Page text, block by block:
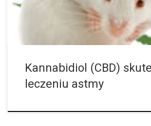
Kannabidiol (CBD)
leczeniu astmy